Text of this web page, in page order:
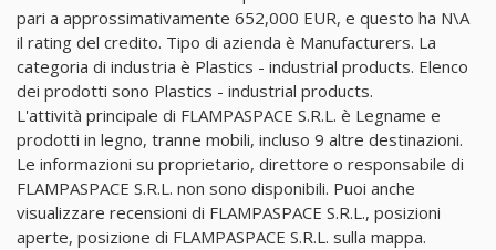
pari a approssimativamente 652,000 EUR, e questo ha N\A
il rating del credito. Tipo di azienda è Manufacturers. La
categoria di industria è Plastics - industrial products. Elenco
dei prodotti sono Plastics - industrial products.
L'attività principale di FLAMPASPACE S.R.L. è Legname e
prodotti in legno, tranne mobili, incluso 9 altre destinazioni.
Le informazioni su proprietario, direttore o responsabile di
FLAMPASPACE S.R.L. non sono disponibili. Puoi anche
visualizzare recensioni di FLAMPASPACE S.R.L., posizioni
aperte, posizione di FLAMPASPACE S.R.L. sulla mappa.